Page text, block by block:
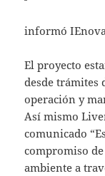
informó
El proyecto
desde trámites
operación y
Así mismo
comunicado
compromiso
ambiente a